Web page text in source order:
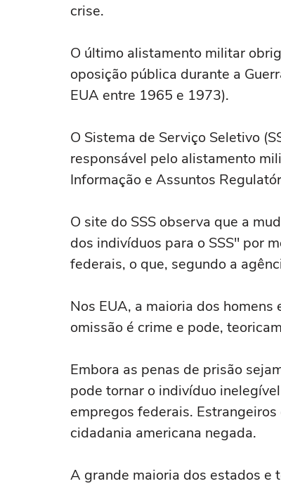
crise.
O último alistamento militar
oposição pública durante a
EUA entre 1965 e 1973).
O Sistema de Serviço Seletivo
responsável pelo alistamento
Informação e Assuntos
O site do SSS observa que a
dos indivíduos para o SSS" por
federais, o que, segundo a
Nos EUA, a maioria dos
omissão é crime e pode,
Embora as penas de prisão
pode tornar o indivíduo
empregos federais.
cidadania americana negada.
A grande maioria dos estados e